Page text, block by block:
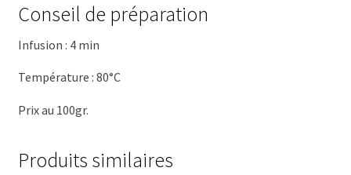
Rhums arrangés
Vodkas
Boutique du Grenier de Marie et Anaïs
Cafés aromatisés
Calendriers de l’Avent
Conseil de préparation
Infusion : 4 min
Température : 80°C
Prix au 100gr.
Produits similaires